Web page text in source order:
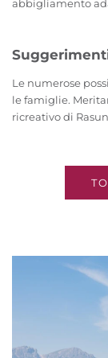
abbigliamento
Le numerose
le famiglie.
ricreativo di